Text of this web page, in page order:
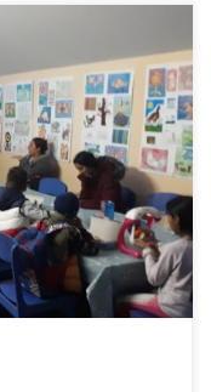
i njihovim
čiji je osnovni cilj
kako bi se umanjili
je povećati kvalitetu
pojedinca.Projekat